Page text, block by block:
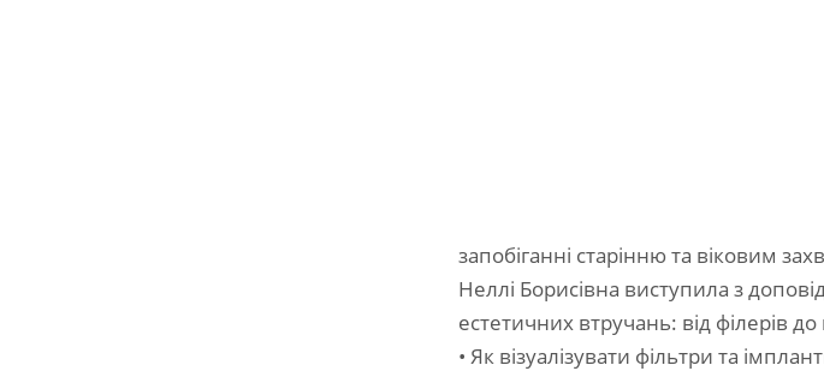
запобіганні старінню та віковим
Неллі Борисівна виступила з
естетичних втручань: від філерів
• Як візуалізувати фільтри та